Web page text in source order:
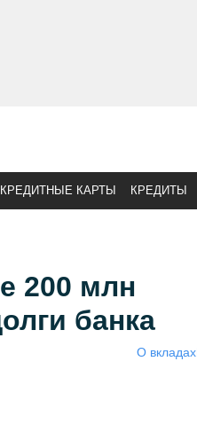
КРЕДИТНЫЕ КАРТЫ КРЕДИТЫ
200 млн
банка
О вкладах